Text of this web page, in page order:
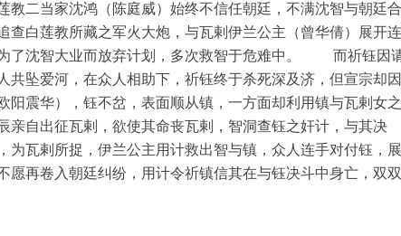
教二当家沈鸿（陈庭威）始终不信任朝廷，不满沈智与朝廷合
查白莲教所藏之军火大炮，与瓦剌伊兰公主（曾华倩）展开连
了沈智大业而放弃计划，多次救智于危难中。 而祈钰因
共坠爱河，在众人相助下，祈钰终于杀死深及济，但宣宗却因
阳震华），钰不岔，表面顺从镇，一方面却利用镇与瓦剌女之
亲自出征瓦剌，欲使其命丧瓦剌，智洞查钰之奸计，与其决
为瓦剌所捉，伊兰公主用计救出智与镇，众人连手对付钰，展
愿再卷入朝廷纠纷，用计令祈镇信其在与钰决斗中身亡，双双